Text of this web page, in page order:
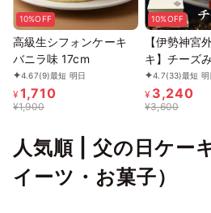
10%OFF
高級生シフォンケーキ
バニラ味 17cm
4.67(9)最短 明日
¥1,710
¥1,900
10%OFF
【伊勢神宮
キ】チーズ
キ 280ｇ、
フリー］魔
テリーヌ チ
4.7(33)最短 明
¥ 3,240
¥3,600
人気順 | 父の日ケー
イーツ・お菓子）